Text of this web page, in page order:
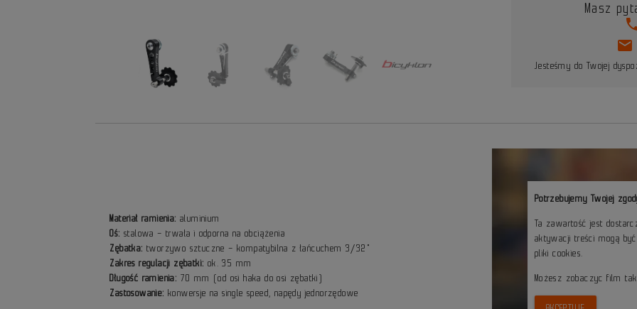
Masz
mail
Jesteśmy do Twojej
Materiał ramienia: aluminium
Oś: stalowa – trwała i odporna na obciążenia
Zębatka: tworzywo sztuczne – kompatybilna z łańcuchem 3/32"
Zakres regulacji zębatki: ok. 35 mm
Długość ramienia: 70 mm (od osi haka do osi zębatki)
Zastosowanie: konwersje na single speed, napędy jednorzędowe
Potrzebujemy Twojej
Ta zawartość jest
aktywacji treści mogą
pliki cookies.
Możesz zobaczyc film